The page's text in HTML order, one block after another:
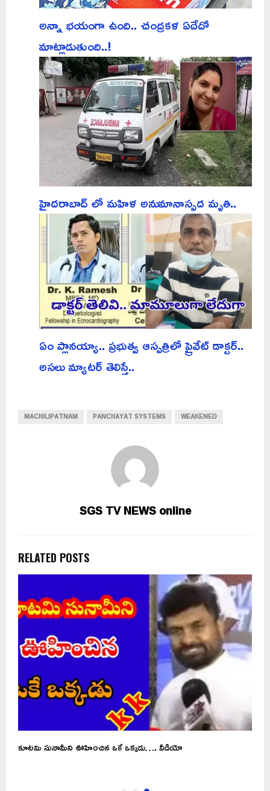
అన్నా భయంగా ఉంది.. చంద్రకళ ఏదేదో
మాట్లాడుతుంది..!
హైదరాబాద్ లో మహిళ అనుమానాస్పద మృతి..
ఏం ప్లానయ్యా.. ప్రభుత్వ ఆస్పత్రిలో ప్రైవేట్ డాక్టర్..
అసలు మ్యాటర్ తెలిస్తే..
MACHILIPATNAM PANCHAYAT SYSTEMS WEAKENED
SGS TV NEWS online
RELATED POSTS
కూటమి సునామీని ఊహించిన ఒకే ఒక్కడు…. వీడియో